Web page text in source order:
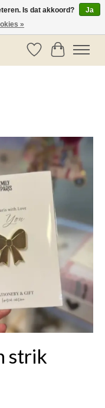
Verlanglijst
Items
strik
Is dat akkoord?
Ja
»